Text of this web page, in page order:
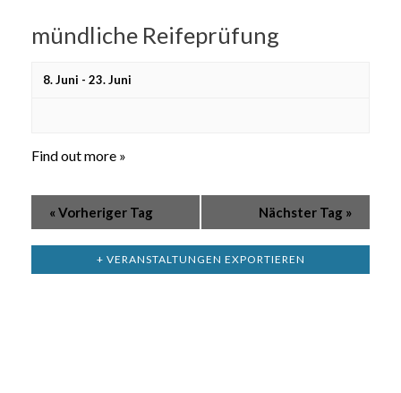
mündliche Reifeprüfung
8. Juni - 23. Juni
Find out more »
« Vorheriger Tag Nächster Tag »
+ VERANSTALTUNGEN EXPORTIEREN